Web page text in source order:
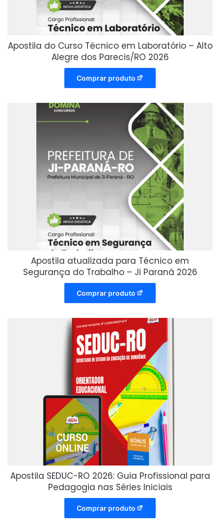
Apostila do Curso Técnico em Laboratório – Alto
Alegre dos Parecis/RO 2026
Comprar produto
Apostila atualizada para Técnico em
Segurança do Trabalho – Ji Paraná 2026
Comprar produto
Apostila SEDUC-RO 2026: Guia Profissional para
Pedagogia nas Séries Iniciais
Comprar produto